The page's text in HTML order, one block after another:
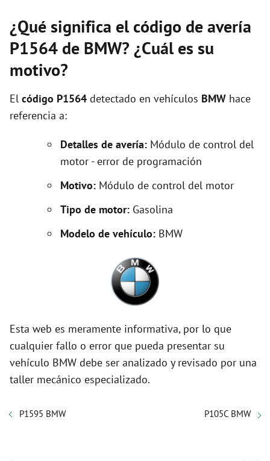
¿Qué significa el código de avería
P1564 de BMW? ¿Cuál es su
motivo?
El código P1564 detectado en vehículos BMW hace
referencia a:
Detalles de avería: Módulo de control del
motor - error de programación
Motivo: Módulo de control del motor
Tipo de motor: Gasolina
Modelo de vehículo: BMW
Esta web es meramente informativa, por lo que
cualquier fallo o error que pueda presentar su
vehículo BMW debe ser analizado y revisado por una
taller mecánico especializado.
P1595 BMW P105C BMW